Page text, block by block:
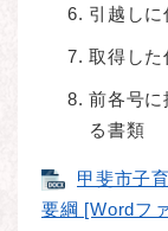
引越し
取得した
前各号に
る書類
甲斐市子
要綱 [Wordフ